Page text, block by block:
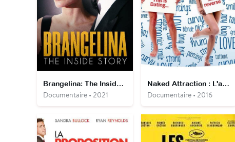
Brangelina: The Inside Story
Documentaire • 2021
Naked Attraction : L'amour à poil
Documentaire • 2016